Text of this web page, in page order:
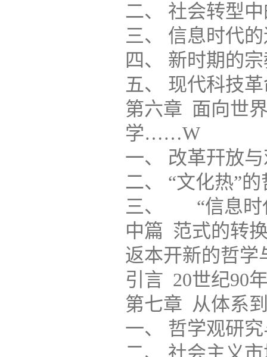
二、 社会转型
三、 信息时代
四、 新时期的
五、 现代科技
第六章 面向世
学……W
一、 改革幵放
二、 “文化热”的
三、 “信息时
中篇 范式的转
返本开新的哲学
引言 20世纪90
第七章 从体系
一、 哲学观研